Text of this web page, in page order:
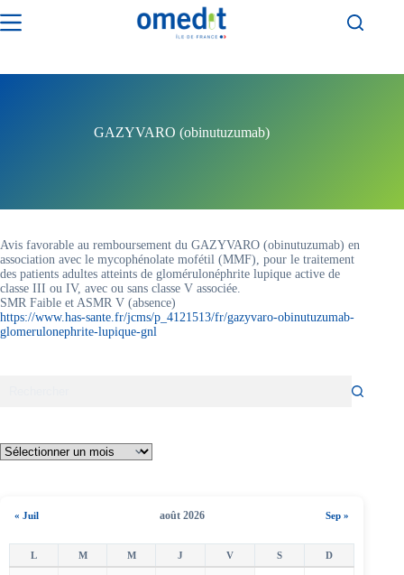
au
GAZYVARO (obinutuzumab)
Avis favorable au remboursement du GAZYVARO (obinutuzumab) en
association avec le mycophénolate mofétil (MMF), pour le traitement
des patients adultes atteints de glomérulonéphrite lupique active de
classe III ou IV, avec ou sans classe V associée.
SMR Faible et ASMR V (absence)
https://www.has-sante.fr/jcms/p_4121513/fr/gazyvaro-obinutuzumab-
glomerulonephrite-lupique-gnl
« Juil août 2026 Sep »